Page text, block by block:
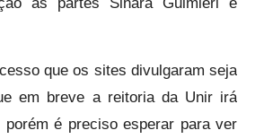
que os sites divulgaram seja
em breve a reitoria da Unir irá
é preciso esperar para ver